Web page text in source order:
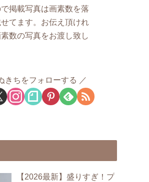
で掲載写真は画素数を落
てます。お伝え頂けれ
数の写真をお渡し致し
きちをフォローする
【2026最新】盛りすぎ！プ